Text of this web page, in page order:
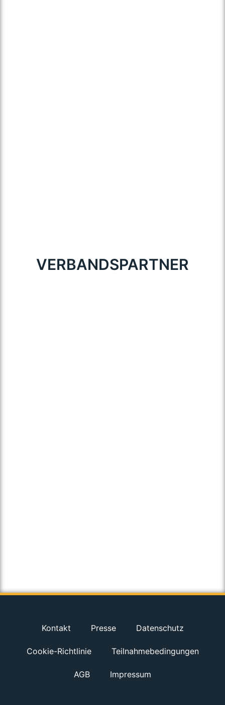
VERBANDSPARTNER
Kontakt Presse Datenschutz
Cookie-Richtlinie Teilnahmebedingungen
AGB Impressum